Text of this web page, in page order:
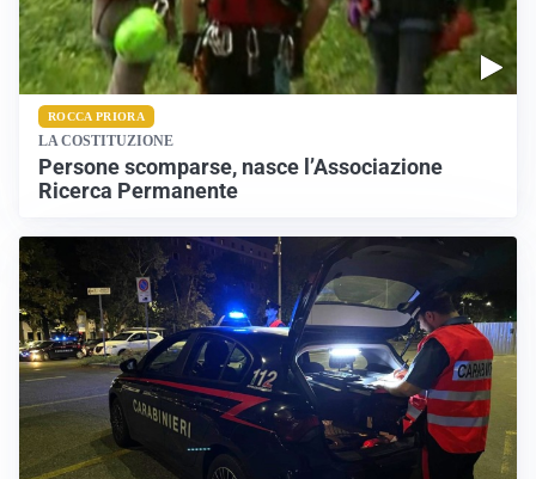
ROCCA PRIORA
LA COSTITUZIONE
Persone scomparse, nasce l’Associazione
Ricerca Permanente